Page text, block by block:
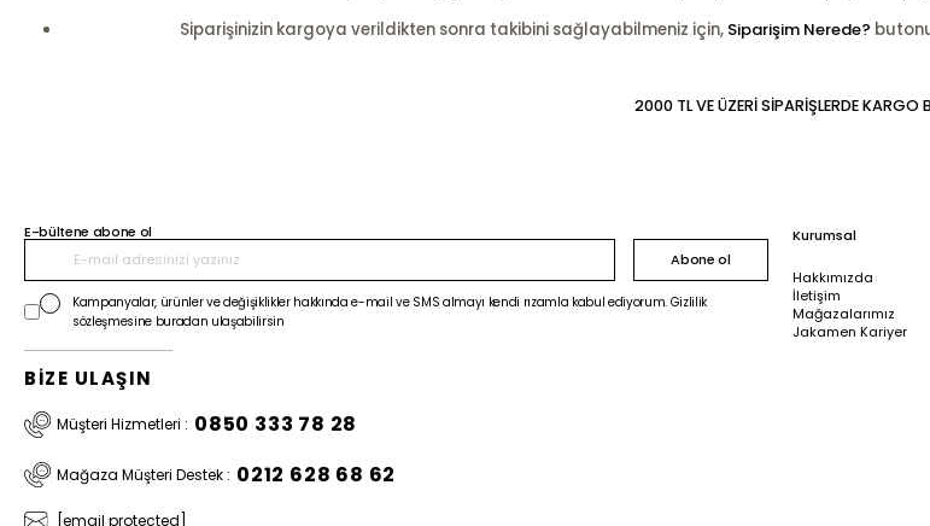
Siparişinizin kargoya verildikten sonra takibini sağlayabilmeniz için, Siparişim Nerede?
2000 TL VE ÜZERİ SİPARİŞLERDE KARGO
E-bültene abone ol
Abone ol
Kampanyalar, ürünler ve değişiklikler hakkında e-mail ve SMS almayı kendi rızamla kabul ediyorum. Gizlilik
sözleşmesine buradan ulaşabilirsin
BİZE ULAŞIN
Müşteri Hizmetleri : 0850 333 78 28
Mağaza Müşteri Destek : 0212 628 68 62
[email protected]
Kurumsal
Hakkımızda
İletişim
Mağazalarımız
Jakamen Kariyer